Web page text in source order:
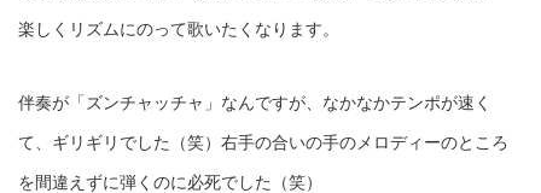
楽しくリズムにのって歌いたくなります。
伴奏が「ズンチャッチャ」なんですが、なかなかテンポが速く
て、ギリギリでした（笑）右手の合いの手のメロディーのところ
を間違えずに弾くのに必死でした（笑）